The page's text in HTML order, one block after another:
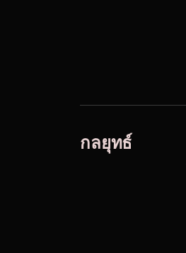
กลยุทธ์